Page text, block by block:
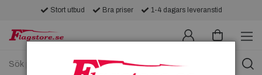
Stort utbud Bra priser 1-4 dagars leveranstid